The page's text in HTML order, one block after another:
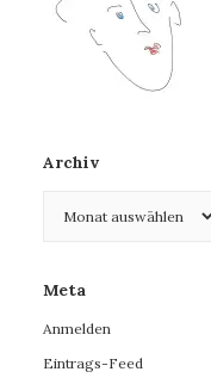
Archiv
Meta
Anmelden
Eintrags-Feed